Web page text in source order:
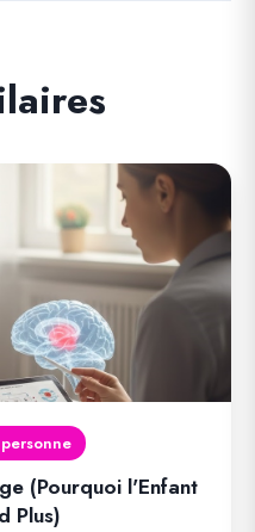
(Pourquoi l'Enfant
Plus)